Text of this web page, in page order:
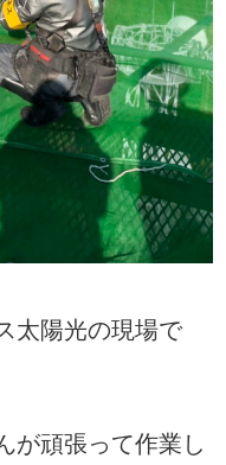
太陽光の現場で
が頑張って作業し